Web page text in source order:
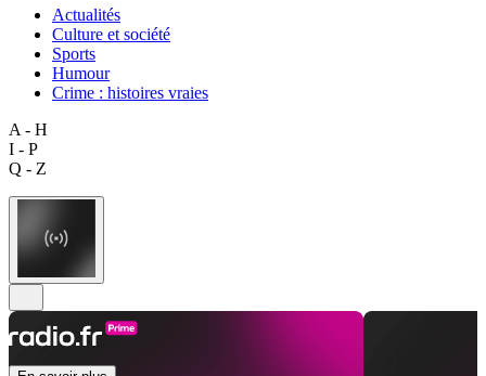
Actualités
Culture et société
Sports
Humour
Crime : histoires vraies
A - H
I - P
Q - Z